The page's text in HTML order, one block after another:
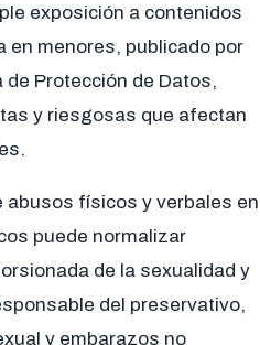
exposición a contenidos
en menores, publicado por
Protección de Datos,
y riesgosas que afectan
abusos físicos y verbales en
puede normalizar
de la sexualidad y
del preservativo,
y embarazos no